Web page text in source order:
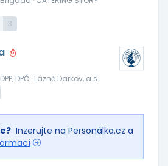
3
DPČ · Lázně Darkov, a.s.
Inzerujte na Personálka.cz a